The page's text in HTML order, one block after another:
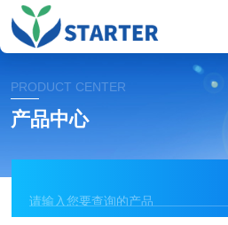
PRODUCT CENTER
产品中心